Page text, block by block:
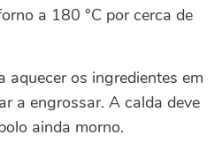
a 180 °C por cerca de
aquecer os ingredientes em
a engrossar. A calda deve
ainda morno.